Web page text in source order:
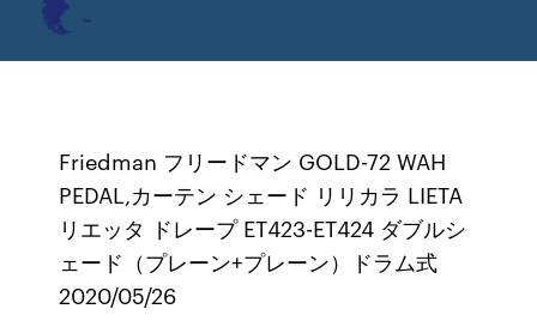
Friedman フリードマン GOLD-72 WAH
PEDAL,カーテン シェード リリカラ LIETA
リエッタ ドレープ ET423-ET424 ダブルシ
ェード（プレーン+プレーン）ドラム式
2020/05/26